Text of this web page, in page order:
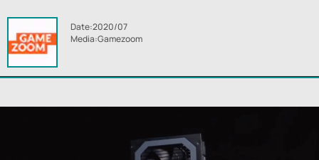
Date:2020/07
Media:Gamezoom